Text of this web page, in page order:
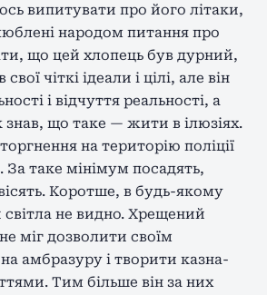
випитувати про його літаки,
народом питання про
що цей хлопець був дурний,
чіткі ідеали і цілі, але він
і відчуття реальності, а
знав, що таке — жити в ілюзіях.
на територію поліції
За таке мінімум посадять,
Коротше, в будь-якому
світла не видно. Хрещений
міг дозволити своїм
амбразуру і творити казна-
Тим більше він за них